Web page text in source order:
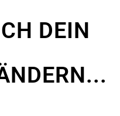
DEIN